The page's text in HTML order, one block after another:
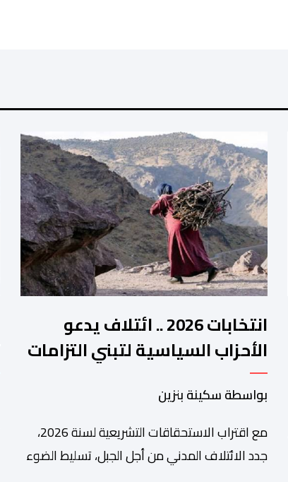
انتخابات 2026 .. ائتلاف يدعو
الأحزاب السياسية لتبني التزامات
واضحة تجاه المناطق الجبلية
بواسطة سكينة بنزين
مع اقتراب الاستحقاقات التشريعية لسنة 2026،
جدد الائتلاف المدني من أجل الجبل، تسليط الضوء